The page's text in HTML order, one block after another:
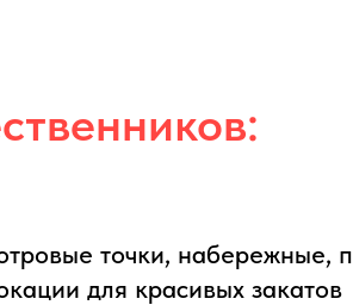
точки, набережные,
для красивых закатов